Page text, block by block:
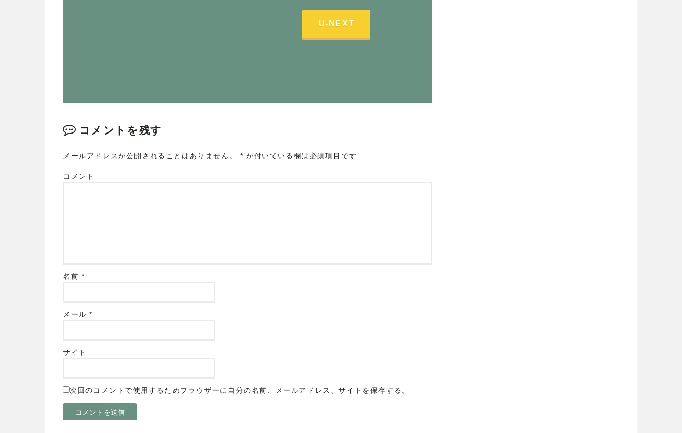
U-NEXT
コメントを残す
メールアドレスが公開されることはありません。 * が付いている欄は必須項目です
コメント
名前 *
メール*
サイト
次回のコメントで使用するためブラウザーに自分の名前、メールアドレス、サイトを保存する。